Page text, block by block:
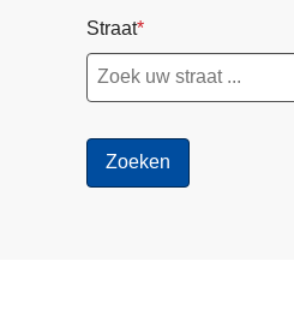
Straat